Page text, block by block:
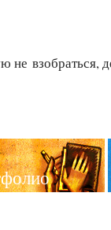
не взобраться,